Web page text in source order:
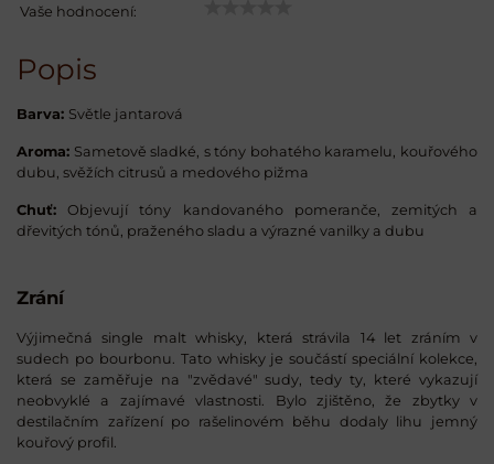
Vaše hodnocení:
Popis
Barva: Světle jantarová
Aroma: Sametově sladké, s tóny bohatého karamelu, kouřového
dubu, svěžích citrusů a medového pižma
Chuť: Objevují tóny kandovaného pomeranče, zemitých a
dřevitých tónů, praženého sladu a výrazné vanilky a dubu
Zrání
Výjimečná single malt whisky, která strávila 14 let zráním v
sudech po bourbonu. Tato whisky je součástí speciální kolekce,
která se zaměřuje na "zvědavé" sudy, tedy ty, které vykazují
neobvyklé a zajímavé vlastnosti. Bylo zjištěno, že zbytky v
destilačním zařízení po rašelinovém běhu dodaly lihu jemný
kouřový profil.